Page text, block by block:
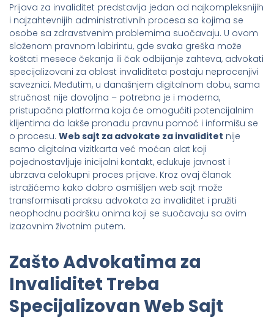
Prijava za invaliditet predstavlja jedan od najkompleksnijih
i najzahtevnijih administrativnih procesa sa kojima se
osobe sa zdravstvenim problemima suočavaju. U ovom
složenom pravnom labirintu, gde svaka greška može
koštati mesece čekanja ili čak odbijanje zahteva, advokati
specijalizovani za oblast invaliditeta postaju neprocenjivi
saveznici. Međutim, u današnjem digitalnom dobu, sama
stručnost nije dovoljna – potrebna je i moderna,
pristupačna platforma koja će omogućiti potencijalnim
klijentima da lakše pronađu pravnu pomoć i informišu se
o procesu. Web sajt za advokate za invaliditet nije
samo digitalna vizitkarta već moćan alat koji
pojednostavljuje inicijalni kontakt, edukuje javnost i
ubrzava celokupni proces prijave. Kroz ovaj članak
istražićemo kako dobro osmišljen web sajt može
transformisati praksu advokata za invaliditet i pružiti
neophodnu podršku onima koji se suočavaju sa ovim
izazovnim životnim putem.
Zašto Advokatima za
Invaliditet Treba
Specijalizovan Web Sajt